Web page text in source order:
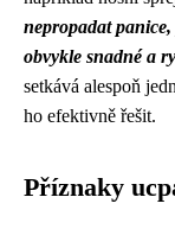
nepropadat
obvykle snadné a
setkává alespoň
ho efektivně řešit.
Příznaky